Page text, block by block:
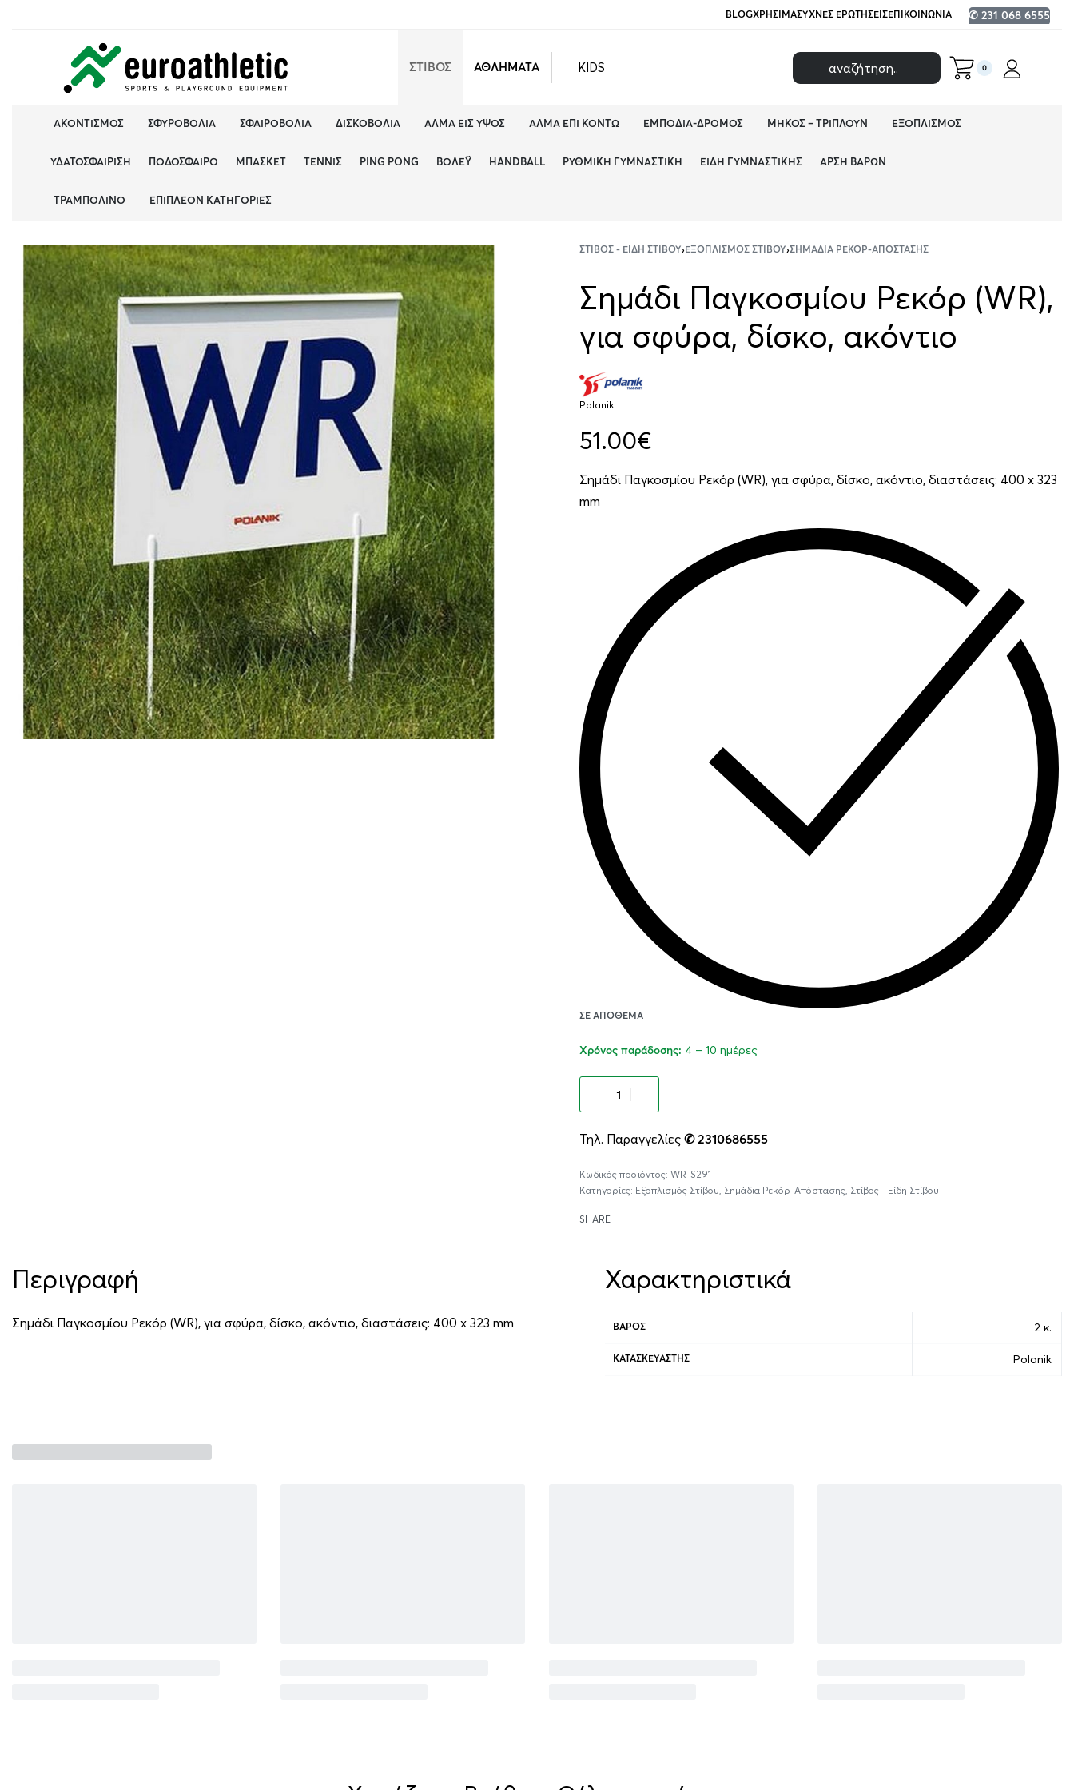
BLOGΧΡΉΣΙΜΑΣΥΧΝΈΣ ΕΡΩΤΉΣΕΙΣΕΠΙΚΟΙΝΩΝΊΑ ✆ 231 068 6555
ΣΤΙΒΟΣ ΑΘΛΗΜΑΤΑ KIDS 0
ΑΚΟΝΤΙΣΜΌΣ ΣΦΥΡΟΒΟΛΊΑ ΣΦΑΙΡΟΒΟΛΊΑ ΔΙΣΚΟΒΟΛΊΑ ΆΛΜΑ ΕΙΣ ΎΨΟΣ ΆΛΜΑ ΕΠΊ ΚΟΝΤΏ ΕΜΠΌΔΙΑ-ΔΡΌΜΟΣ ΜΉΚΟΣ – ΤΡΙΠΛΟΎΝ ΕΞΟΠΛΙΣΜΌΣ
ΥΔΑΤΟΣΦΑΊΡΙΣΗ ΠΟΔΌΣΦΑΙΡΟ ΜΠΆΣΚΕΤ ΤΈΝΝΙΣ PING PONG ΒΌΛΕΫ HANDBALL ΡΥΘΜΙΚΉ ΓΥΜΝΑΣΤΙΚΉ ΕΊΔΗ ΓΥΜΝΑΣΤΙΚΉΣ ΆΡΣΗ ΒΑΡΏΝ
ΤΡΑΜΠΟΛΊΝΟ ΕΠΙΠΛΈΟΝ ΚΑΤΗΓΟΡΊΕΣ
ΣΤΊΒΟΣ - ΕΊΔΗ ΣΤΊΒΟΥ› ΕΞΟΠΛΙΣΜΌΣ ΣΤΊΒΟΥ›ΣΗΜΆΔΙΑ ΡΕΚΌΡ-ΑΠΌΣΤΑΣΗΣ
Σημάδι Παγκοσμίου Ρεκόρ (WR),
για σφύρα, δίσκο, ακόντιο
Polanik
51.00€
Σημάδι Παγκοσμίου Ρεκόρ (WR), για σφύρα, δίσκο, ακόντιο, διαστάσεις: 400 x 323
mm
ΣΕ ΑΠΌΘΕΜΑ
Χρόνος παράδοσης: 4 – 10 ημέρες
Τηλ. Παραγγελίες ✆ 2310686555
WR-S291
Κατηγορίες: Εξοπλισμός Στίβου Σημάδια Ρεκόρ-Απόστασης Στίβος - Είδη Στίβου
SHARE
Περιγραφή
Σημάδι Παγκοσμίου Ρεκόρ (WR), για σφύρα, δίσκο, ακόντιο, διαστάσεις: 400 x 323 mm
Χαρακτηριστικά
ΒΆΡΟΣ 2 κ.
ΚΑΤΑΣΚΕΥΑΣΤΉΣ Polanik